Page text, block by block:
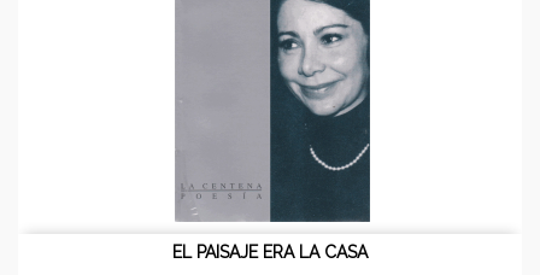
EL PAISAJE ERA LA CASA